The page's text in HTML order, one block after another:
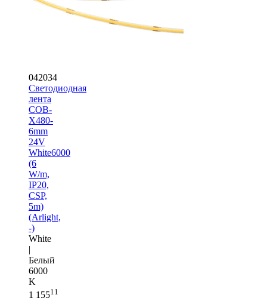
042034
Светодиодная
лента
COB-
X480-
6mm
24V
White6000
(6
W/m,
IP20,
CSP,
5m)
(Arlight,
-)
White
|
Белый
6000
K
1 15511